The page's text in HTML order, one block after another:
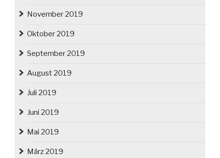
November 2019
Oktober 2019
September 2019
August 2019
Juli 2019
Juni 2019
Mai 2019
März 2019